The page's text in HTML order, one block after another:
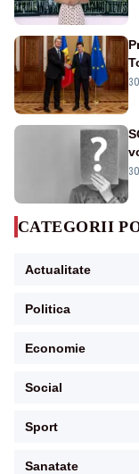
CATEGORII
Actualitate
Politica
Economie
Social
Sport
Sanatate